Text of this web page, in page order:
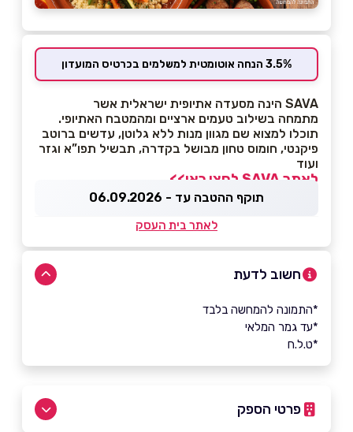
3.5% הנחה אוטומטית למשלמים בכרטיס המועדון
SAVA הינה מסעדה אתיופית ישראלית אשר
מתמחה בשילוב טעמים ארציים ומהמטבח האתיופי.
תוכלו למצוא שם מגוון מנות ללא גלוטן, עדשים ברוטב
פיקנטי, חומוס טחון מבושל בקדרה, תבשיל תפו”א וגזר
ועוד
לאתר SAVA לחצו כאן>>
תוקף ההטבה עד - 06.09.2026
לאתר בית העסק
חשוב לדעת
*התמונה להמחשה בלבד
*עד גמר המלאי
*ט.ל.ח
פרטי הספק